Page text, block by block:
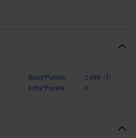
Basis°Punkte:
2.699
Extra°Punkte:
0